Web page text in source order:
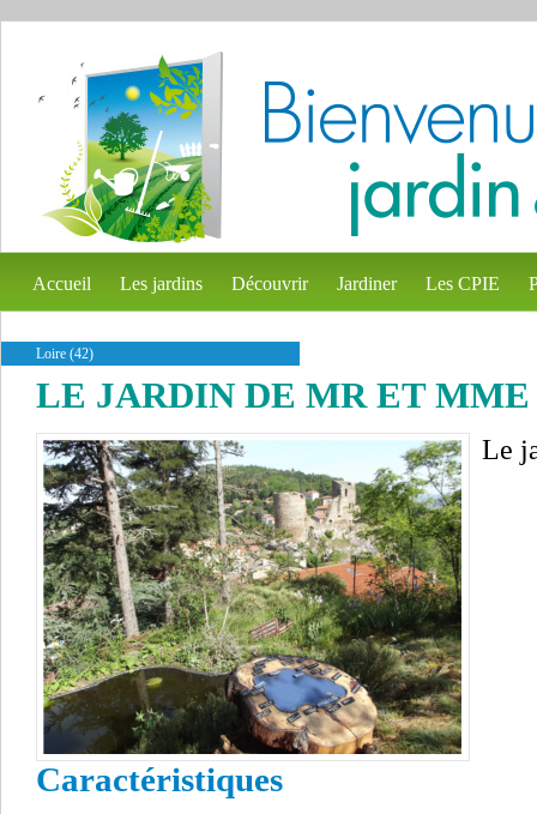
Accueil Les jardins Découvrir Jardiner Les CPIE
Loire (42)
LE JARDIN DE MR ET
Le
Caractéristiques